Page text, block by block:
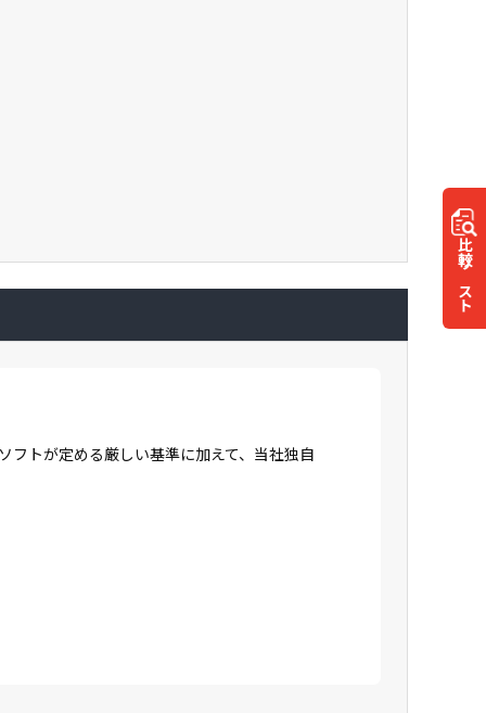
比較
リスト
フトが定める厳しい基準に加えて、当社独自